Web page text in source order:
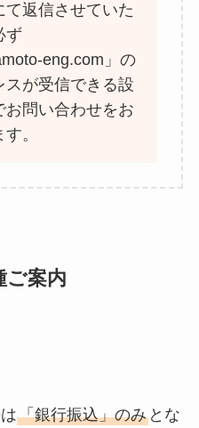
て返信させていた
ず
eng.com」の
スが受信できる設
お問い合わせをお
。
ご案内
「銀行振込」のみとな